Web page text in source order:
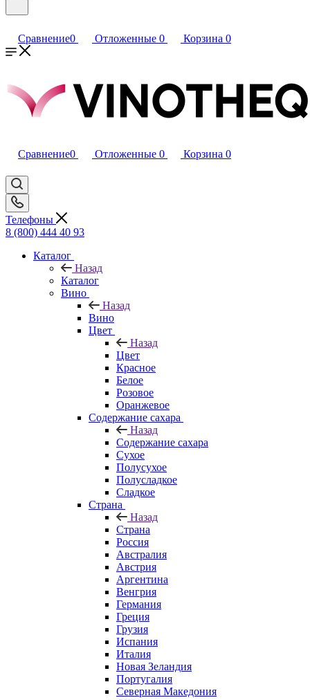
Сравнение0 Отложенные 0 Корзина 0
Сравнение0 Отложенные 0 Корзина 0
Телефоны
8 (800) 444 40 93
Каталог
Назад
Каталог
Вино
Назад
Вино
Цвет
Назад
Цвет
Красное
Белое
Розовое
Оранжевое
Содержание сахара
Назад
Содержание сахара
Сухое
Полусухое
Полусладкое
Сладкое
Страна
Назад
Страна
Россия
Австралия
Австрия
Аргентина
Венгрия
Германия
Греция
Грузия
Испания
Италия
Новая Зеландия
Португалия
Северная Македония